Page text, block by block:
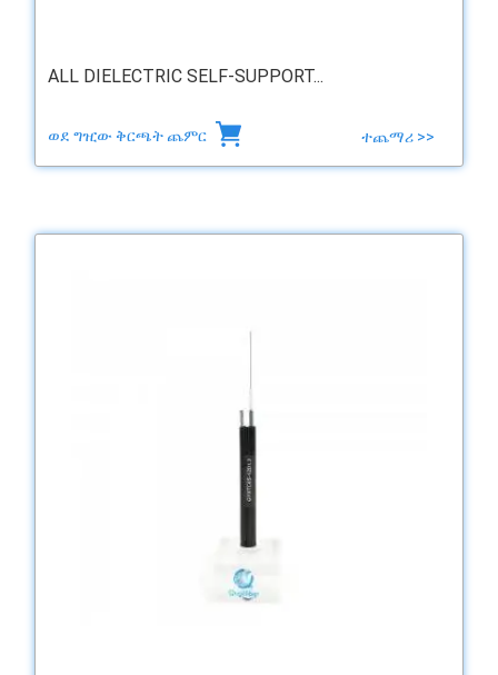
ALL DIELECTRIC SELF-SUPPORT...
ወደ ግዢው ቅርጫት ጨምር ተጨማሪ >>